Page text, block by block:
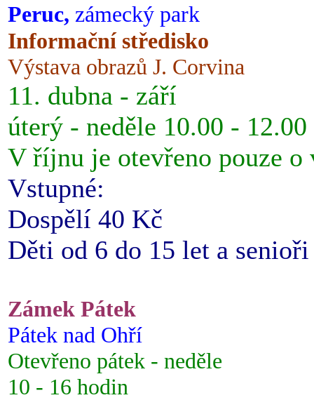
Peruc, zámecký park
Informační středisko
Výstava obrazů J. Corvina
11. dubna - září
úterý - neděle 10.00 -
V říjnu je otevřeno pouze o
Vstupné:
Dospělí 40 Kč
Děti od 6 do 15 let a
Zámek Pátek
Pátek nad Ohří
Otevřeno pátek - neděle
10 - 16 hodin